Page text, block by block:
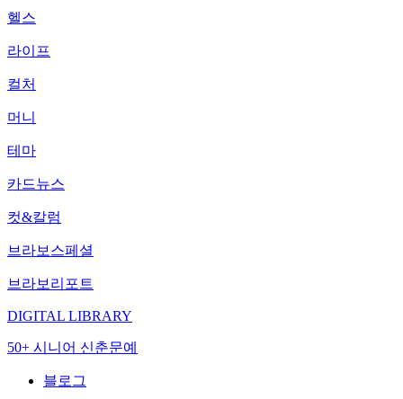
헬스
라이프
컬처
머니
테마
카드뉴스
컷&칼럼
브라보스페셜
브라보리포트
DIGITAL LIBRARY
50+ 시니어 신춘문예
블로그